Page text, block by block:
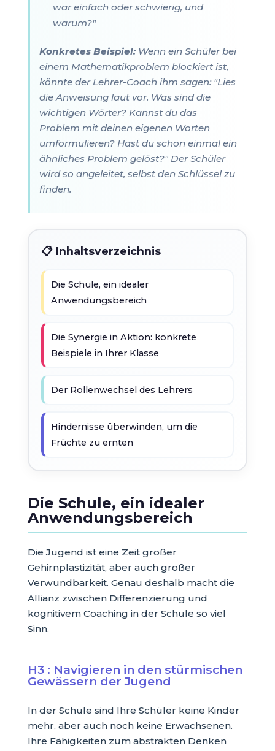
war einfach oder schwierig, und
warum?"
Konkretes Beispiel:Wenn ein Schüler bei
einem Mathematikproblem blockiert ist,
könnte der Lehrer-Coach ihm sagen: "Lies
die Anweisung laut vor. Was sind die
wichtigen Wörter? Kannst du das
Problem mit deinen eigenen Worten
umformulieren? Hast du schon einmal ein
ähnliches Problem gelöst?" Der Schüler
wird so angeleitet, selbst den Schlüssel zu
finden.
📋 Inhaltsverzeichnis
Die Schule, ein idealer
Anwendungsbereich
Die Synergie in Aktion: konkrete
Beispiele in Ihrer Klasse
Der Rollenwechsel des Lehrers
Hindernisse überwinden, um die
Früchte zu ernten
Die Schule, ein idealer
Anwendungsbereich
Die Jugend ist eine Zeit großer
Gehirnplastizität, aber auch großer
Verwundbarkeit. Genau deshalb macht die
Allianz zwischen Differenzierung und
kognitivem Coaching in der Schule so viel
Sinn.
H3 : Navigieren in den stürmischen
Gewässern der Jugend
In der Schule sind Ihre Schüler keine Kinder
mehr, aber auch noch keine Erwachsenen.
Ihre Fähigkeiten zum abstrakten Denken